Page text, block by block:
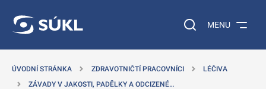
Vyhledávání na
MENU
ÚVODNÍ STRÁNKA ZDRAVOTNIČTÍ PRACOVNÍCI
LÉČIVA
ZÁVADY V JAKOSTI, PADĚLKY A ODCIZENÉ…